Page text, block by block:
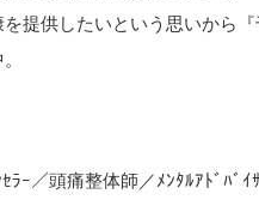
提供したいという思いから
ﾗｰ／頭痛整体師／ﾒﾝﾀﾙｱﾄﾞﾊﾞｲ